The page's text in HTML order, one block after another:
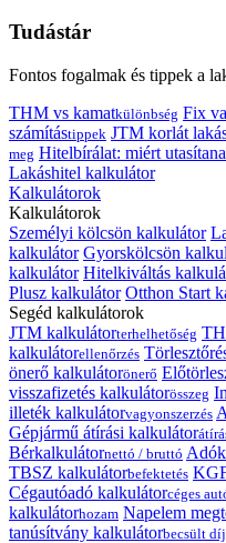
Tudástár
Fontos fogalmak és tippek a
THM vs kamatkülönbség Fix
számítástippek JTM korlát
meg Hitelbírálat: miért
Lakáshitel kalkulátor
Kalkulátorok
Kalkulátorok
Személyi kölcsön kalkulátor
kalkulátor Gyorskölcsön
kalkulátor Hitelkiváltás
Plusz kalkulátor Otthon Start
Segéd kalkulátorok
JTM kalkulátorterhelhetőség
kalkulátorellenőrzés
önerő kalkulátorönerő
visszafizetés kalkulátorösszeg
illeték kalkulátorvagyonszerzés
Gépjármű átírási kalkulátor
Bérkalkulátornettó / bruttó
TBSZ kalkulátorbefektetés
Cégautóadó kalkulátorcéges
kalkulátorhozam Napelem
tanúsítvány kalkulátorbecsült díj